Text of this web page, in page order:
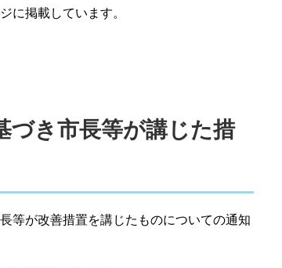
に掲載しています。
き市長等が講じた措
等が改善措置を講じたものについての通知